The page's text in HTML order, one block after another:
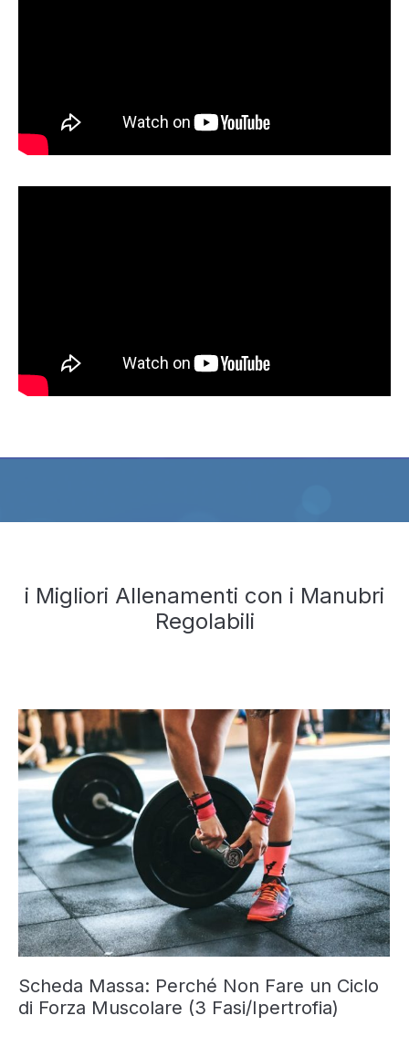
i Migliori Allenamenti con i Manubri
Regolabili
Scheda Massa: Perché Non Fare un Ciclo
di Forza Muscolare (3 Fasi/Ipertrofia)